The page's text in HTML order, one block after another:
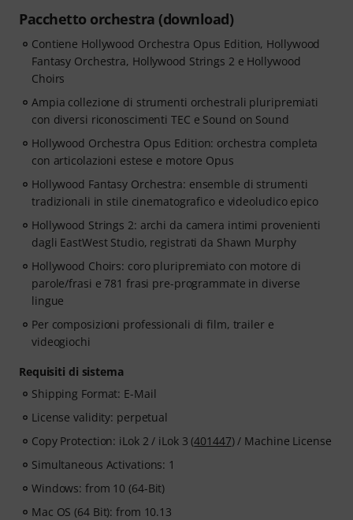
Pacchetto orchestra (download)
Contiene Hollywood Orchestra Opus Edition, Hollywood
Fantasy Orchestra, Hollywood Strings 2 e Hollywood
Choirs
Ampia collezione di strumenti orchestrali pluripremiati
con diversi riconoscimenti TEC e Sound on Sound
Hollywood Orchestra Opus Edition: orchestra completa
con articolazioni estese e motore Opus
Hollywood Fantasy Orchestra: ensemble di strumenti
tradizionali in stile cinematografico e videoludico epico
Hollywood Strings 2: archi da camera intimi provenienti
dagli EastWest Studio, registrati da Shawn Murphy
Hollywood Choirs: coro pluripremiato con motore di
parole/frasi e 781 frasi pre-programmate in diverse
lingue
Per composizioni professionali di film, trailer e
videogiochi
Requisiti di sistema
Shipping Format: E-Mail
License validity: perpetual
Copy Protection: iLok 2 / iLok 3 (401447) / Machine License
Simultaneous Activations: 1
Windows: from 10 (64-Bit)
Mac OS (64 Bit): from 10.13